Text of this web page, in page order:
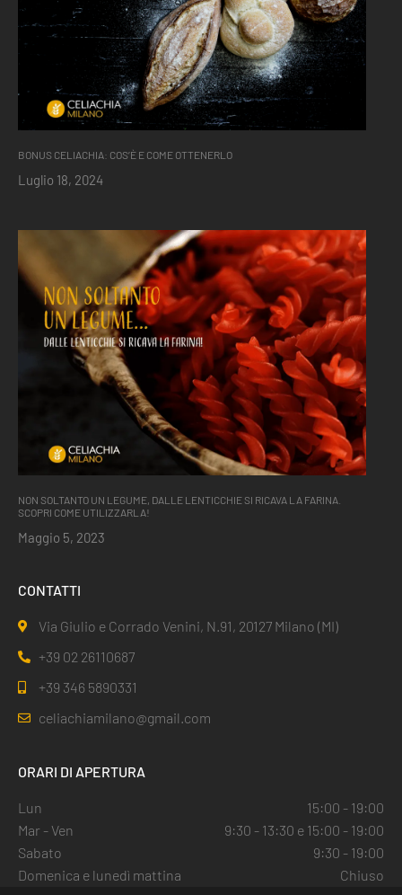
BONUS CELIACHIA: COS’È E COME OTTENERLO
Luglio 18, 2024
NON SOLTANTO UN LEGUME, DALLE LENTICCHIE SI RICAVA LA FARINA.
SCOPRI COME UTILIZZARLA!
Maggio 5, 2023
CONTATTI
Via Giulio e Corrado Venini, N.91, 20127 Milano (MI)
+39 02 26110687
+39 346 5890331
celiachiamilano@gmail.com
ORARI DI APERTURA
Lun
15:00 - 19:00
Mar - Ven
9:30 - 13:30 e 15:00 - 19:00
Sabato
9:30 - 19:00
Domenica e lunedì mattina
Chiuso